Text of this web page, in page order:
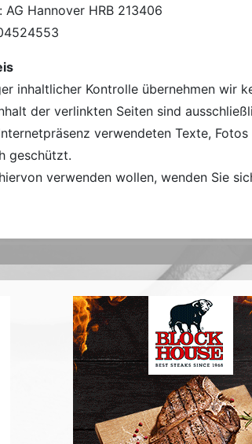
Hannover HRB 213406
inhaltlicher Kontrolle übernehmen wir
der verlinkten Seiten sind
verwendeten Texte,
geschützt.
verwenden wollen, wenden Sie